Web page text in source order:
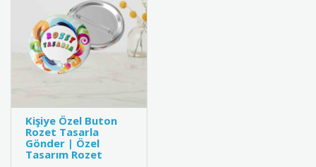
Kişiye Özel Buton
Rozet Tasarla
Gönder | Özel
Tasarım Rozet